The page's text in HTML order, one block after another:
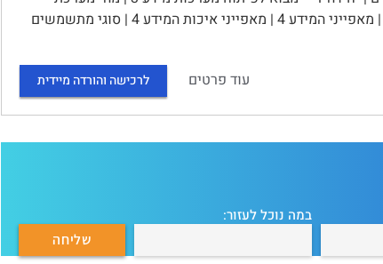
מידע? 3 | מערכת מידע 3 | מערכת מידע ממוחשבת 3 | מאפייני המידע 4 | מאפייני איכות המידע 4 | סוגי מתשמשים
עוד פרטים לרכישה והורדה מיידית
במה נוכל לעזור: